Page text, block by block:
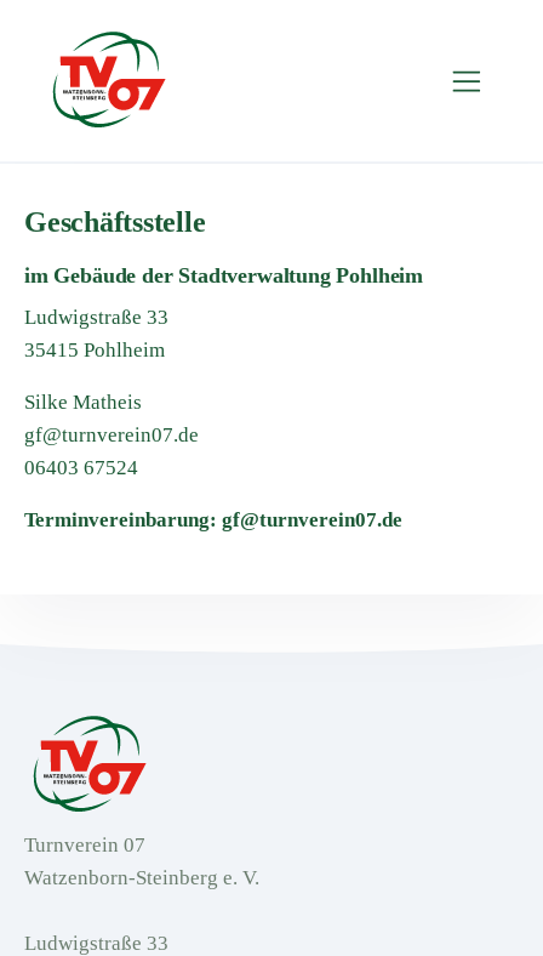
Geschäftsstelle
im Gebäude der Stadtverwaltung Pohlheim
Ludwigstraße 33
35415 Pohlheim
Silke Matheis
gf@turnverein07.de
06403 67524
Terminvereinbarung: gf@turnverein07.de
Turnverein 07
Watzenborn-Steinberg e. V.
Ludwigstraße 33